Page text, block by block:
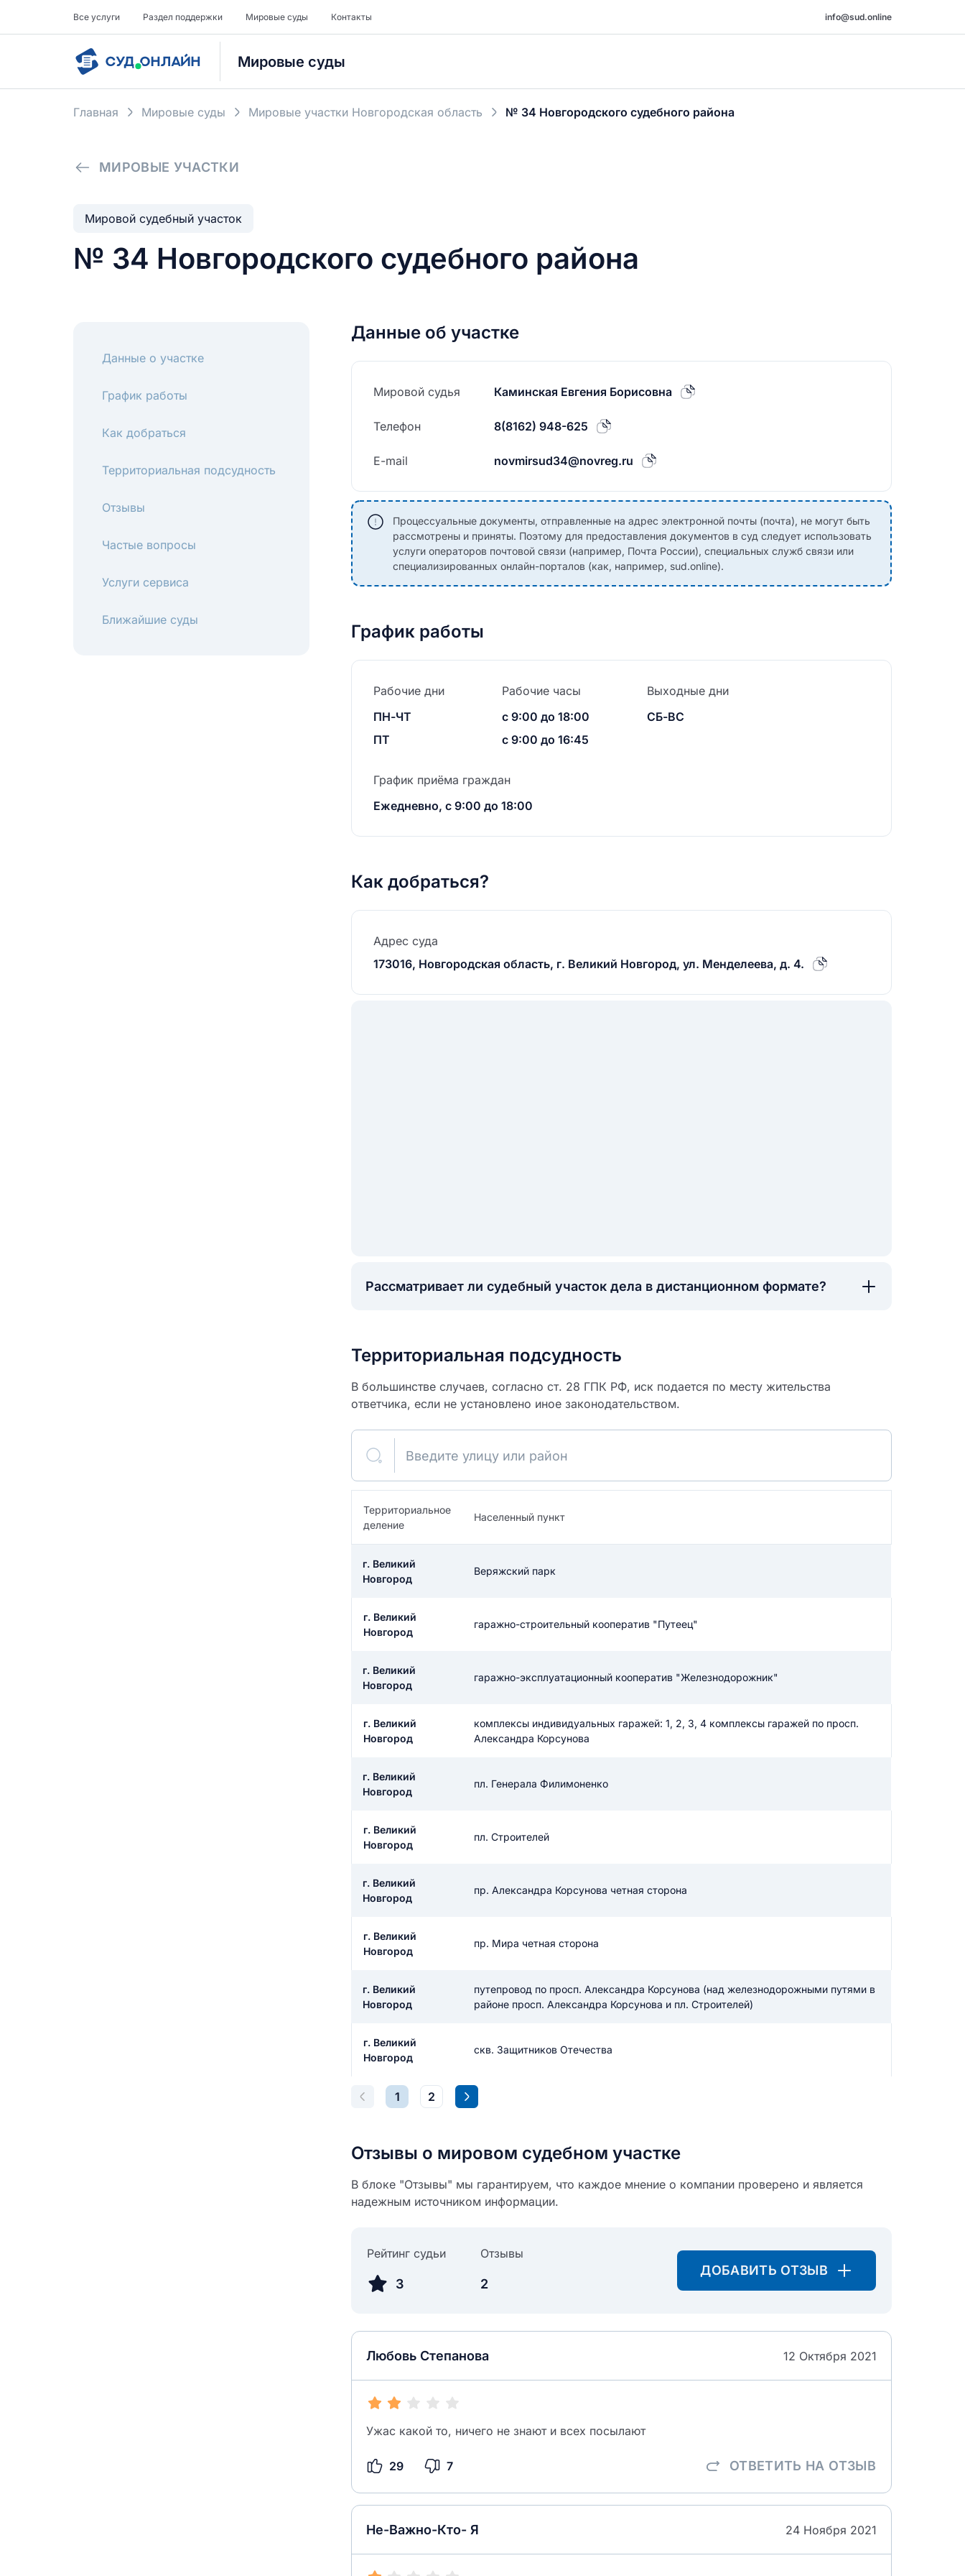
Все услуги Раздел поддержки Мировые суды Контакты info@sud.online
Мировые суды
Главная Мировые суды Мировые участки Новгородская область № 34 Новгородского судебного района
МИРОВЫЕ УЧАСТКИ
Мировой судебный участок
№ 34 Новгородского судебного района
Данные о участке
График работы
Как добраться
Территориальная подсудность
Отзывы
Частые вопросы
Услуги сервиса
Ближайшие суды
Данные об участке
Мировой судья Каминская Евгения Борисовна
Телефон 8(8162) 948-625
E-mail novmirsud34@novreg.ru
Процессуальные документы, отправленные на адрес электронной почты (почта), не могут быть
рассмотрены и приняты. Поэтому для предоставления документов в суд следует использовать
услуги операторов почтовой связи (например, Почта России), специальных служб связи или
специализированных онлайн-порталов (как, например, sud.online).
График работы
Рабочие дни
ПН-ЧТ
ПТ
Рабочие часы
с 9:00 до 18:00
с 9:00 до 16:45
Выходные дни
СБ-ВС
График приёма граждан
Ежедневно, с 9:00 до 18:00
Как добраться?
Адрес суда
173016, Новгородская область, г. Великий Новгород, ул. Менделеева, д. 4.
Рассматривает ли судебный участок дела в дистанционном формате?
Территориальная подсудность
В большинстве случаев, согласно ст. 28 ГПК РФ, иск подается по месту жительства
ответчика, если не установлено иное законодательством.
Введите улицу или район
Территориальное
деление
Населенный пункт
г. Великий
Новгород
Веряжский парк
г. Великий
Новгород
гаражно-строительный кооператив "Путеец"
г. Великий
Новгород
гаражно-эксплуатационный кооператив "Железнодорожник"
г. Великий
Новгород
комплексы индивидуальных гаражей: 1, 2, 3, 4 комплексы гаражей по просп.
Александра Корсунова
г. Великий
Новгород
пл. Генерала Филимоненко
г. Великий
Новгород
пл. Строителей
г. Великий
Новгород
пр. Александра Корсунова четная сторона
г. Великий
Новгород
пр. Мира четная сторона
г. Великий
Новгород
путепровод по просп. Александра Корсунова (над железнодорожными путями в
районе просп. Александра Корсунова и пл. Строителей)
г. Великий
Новгород
скв. Защитников Отечества
1 2
Отзывы о мировом судебном участке
В блоке "Отзывы" мы гарантируем, что каждое мнение о компании проверено и является
надежным источником информации.
Рейтинг судьи
3
Отзывы
2
ДОБАВИТЬ ОТЗЫВ
Любовь Степанова 12 Октября 2021
Ужас какой то, ничего не знают и всех посылают
29 7 ОТВЕТИТЬ НА ОТЗЫВ
Не-Важно-Кто- Я 24 Ноября 2021
участок?
Введите свое имя
Введите свой номер телефона
Ответ на отзыв
Название населенного пункта
НАЙТИ МЕНЯ
СОХРАНИТЬ